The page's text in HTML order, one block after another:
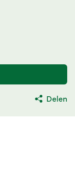
Delen